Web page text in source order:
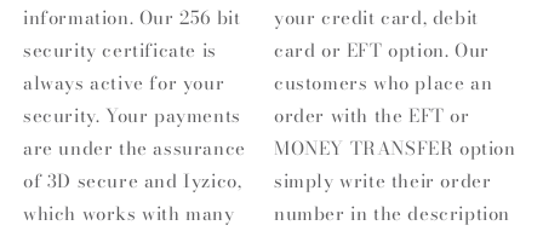
information. Our 256 bit
security certificate is
always active for your
security. Your payments
are under the assurance
of 3D secure and Iyzico,
which works with many
your credit card, debit
card or EFT option. Our
customers who place an
order with the EFT or
MONEY TRANSFER option
simply write their order
number in the description